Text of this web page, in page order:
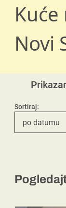
Novi
Sortiraj:
po datumu